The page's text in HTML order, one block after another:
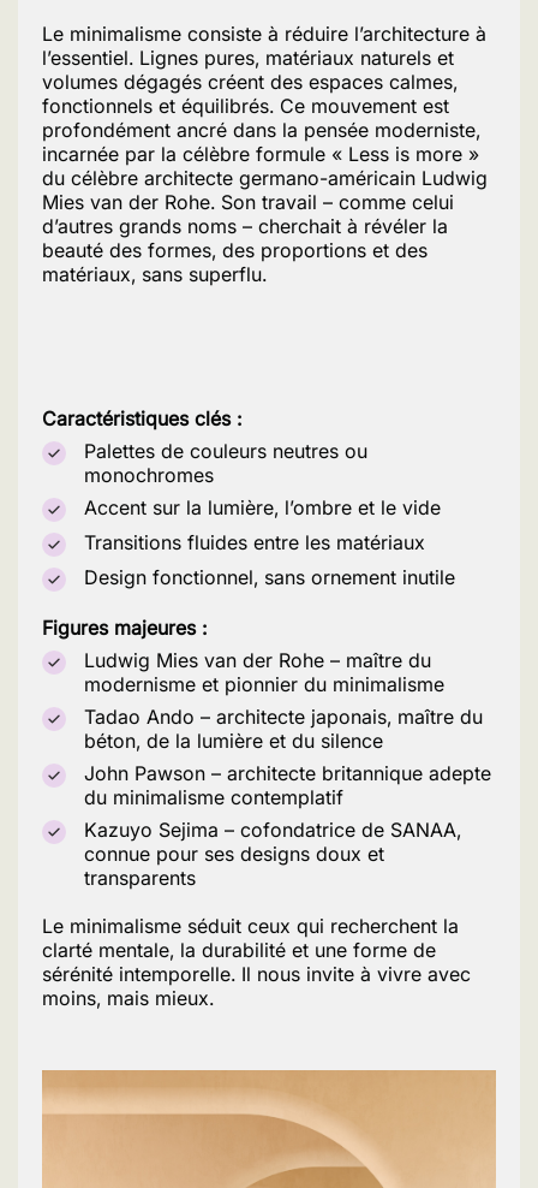
Le minimalisme consiste à réduire l’architecture à
l’essentiel. Lignes pures, matériaux naturels et
volumes dégagés créent des espaces calmes,
fonctionnels et équilibrés. Ce mouvement est
profondément ancré dans la pensée moderniste,
incarnée par la célèbre formule « Less is more »
du célèbre architecte germano-américain Ludwig
Mies van der Rohe. Son travail – comme celui
d’autres grands noms – cherchait à révéler la
beauté des formes, des proportions et des
matériaux, sans superflu.
Caractéristiques clés :
Palettes de couleurs neutres ou
monochromes
Accent sur la lumière, l’ombre et le vide
Transitions fluides entre les matériaux
Design fonctionnel, sans ornement inutile
Figures majeures :
Ludwig Mies van der Rohe – maître du
modernisme et pionnier du minimalisme
Tadao Ando – architecte japonais, maître du
béton, de la lumière et du silence
John Pawson – architecte britannique adepte
du minimalisme contemplatif
Kazuyo Sejima – cofondatrice de SANAA,
connue pour ses designs doux et
transparents
Le minimalisme séduit ceux qui recherchent la
clarté mentale, la durabilité et une forme de
sérénité intemporelle. Il nous invite à vivre avec
moins, mais mieux.